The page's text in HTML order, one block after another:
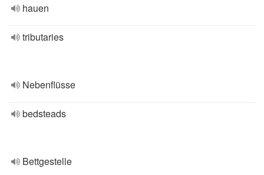
hauen
tributaries
Nebenflüsse
bedsteads
Bettgestelle